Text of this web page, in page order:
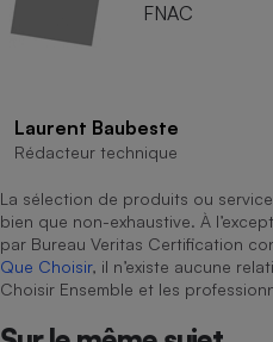
FNAC
Laurent Baubeste
Rédacteur technique
La sélection de produits ou
bien que non-exhaustive. À
par Bureau Veritas Certification
Que Choisir, il n’existe aucune
Choisir Ensemble et les